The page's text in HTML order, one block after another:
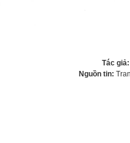
Tác giả:
Nguồn tin: